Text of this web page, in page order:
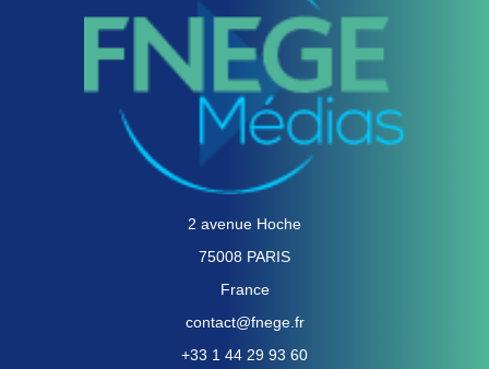
2 avenue Hoche
75008 PARIS
France
contact@fnege.fr
+33 1 44 29 93 60